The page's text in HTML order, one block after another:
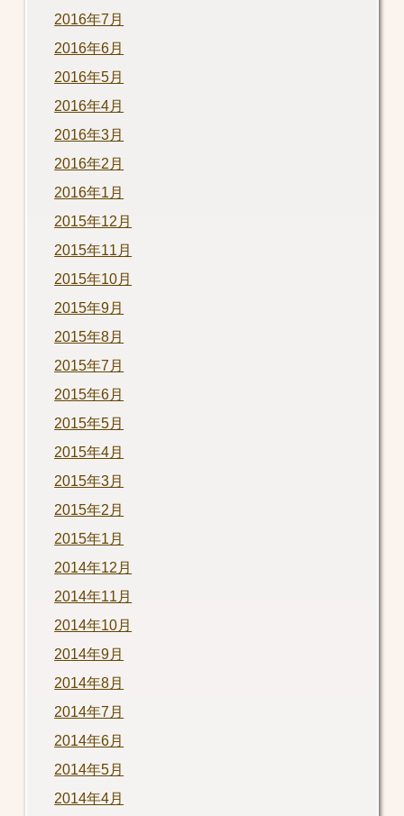
2016年7月
2016年6月
2016年5月
2016年4月
2016年3月
2016年2月
2016年1月
2015年12月
2015年11月
2015年10月
2015年9月
2015年8月
2015年7月
2015年6月
2015年5月
2015年4月
2015年3月
2015年2月
2015年1月
2014年12月
2014年11月
2014年10月
2014年9月
2014年8月
2014年7月
2014年6月
2014年5月
2014年4月